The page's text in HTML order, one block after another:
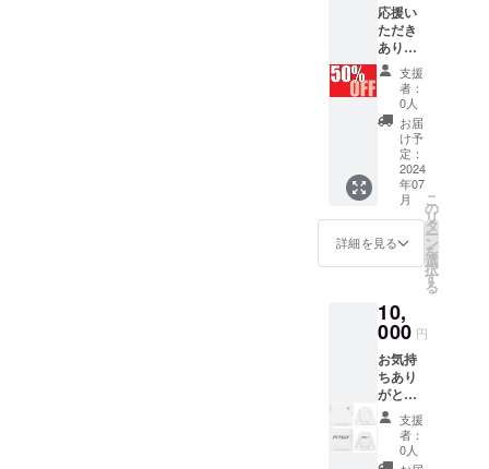
応援い
ただき
ありが
とうご
ざいま
す！ ス
タッフ
一同気
持ちを
込めて
お礼を
申し上
げま
す。 服
を買う
際は連
だけま
した
ら、割
引させ
ていた
だきま
す！ 期
限:令和
6年12月
支援
者：
0人
お届
け予
定：
2024
年07
月
詳細を見る
こ
の
リ
タ
ー
ン
を
選
択
す
る
10,
000 円
お気持
ちあり
がとう
ござい
ます！
4500円
と同じ
支援
者：
0人